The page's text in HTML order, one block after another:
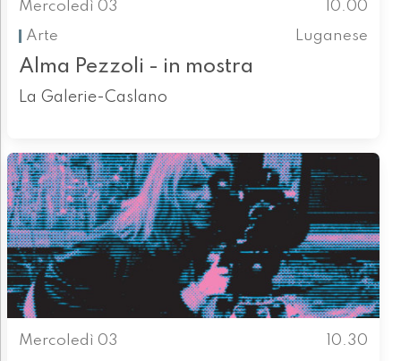
Mercoledì 03
10.00
Arte
Luganese
Alma Pezzoli - in mostra
La Galerie-Caslano
Mercoledì 03
10.30